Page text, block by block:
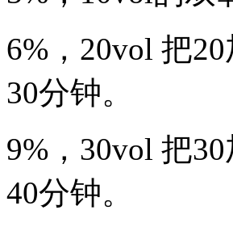
6%，20vol 把
30分钟。
9%，30vol 把
40分钟。